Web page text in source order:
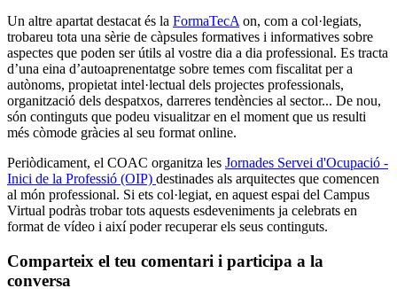
Un altre apartat destacat és la FormaTecAon, com a col·legiats,
trobareu tota una sèrie de càpsules formatives i informatives sobre
aspectes que poden ser útils al vostre dia a dia professional. Es tracta
d’una eina d’autoaprenentatge sobre temes com fiscalitat per a
autònoms, propietat intel·lectual dels projectes professionals,
organització dels despatxos, darreres tendències al sector... De nou,
són continguts que podeu visualitzar en el moment que us resulti
més còmode gràcies al seu format online.
Periòdicament, el COAC organitza les Jornades Servei d'Ocupació -
Inici de la Professió (OIP) destinades als arquitectes que comencen
al món professional. Si ets col·legiat, en aquest espai del Campus
Virtual podràs trobar tots aquests esdeveniments ja celebrats en
format de vídeo i així poder recuperar els seus continguts.
Comparteix el teu comentari i participa a la
conversa